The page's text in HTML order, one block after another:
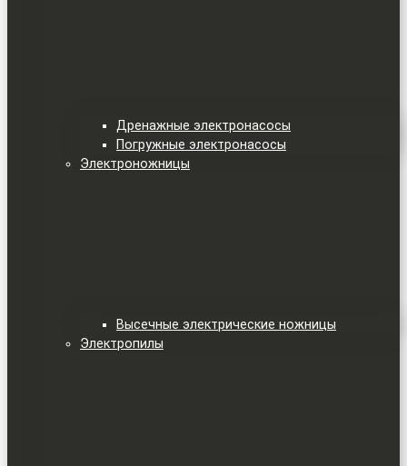
Дренажные электронасосы
Погружные электронасосы
Электроножницы
Высечные электрические ножницы
Электропилы